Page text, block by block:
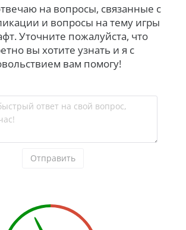
на вопросы, связанные с
и вопросы на тему игры
Уточните пожалуйста, что
вы хотите узнать и я с
вам помогу!
ответ на свой вопрос,
Отправить